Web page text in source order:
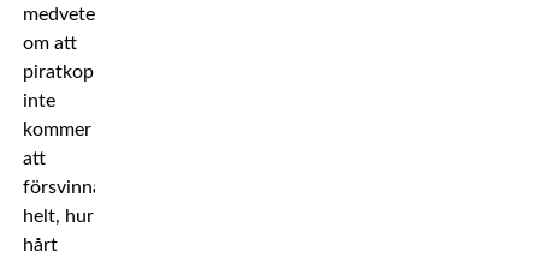
medveten
om att
piratkopieringen
inte
kommer
att
försvinna
helt, hur
hårt